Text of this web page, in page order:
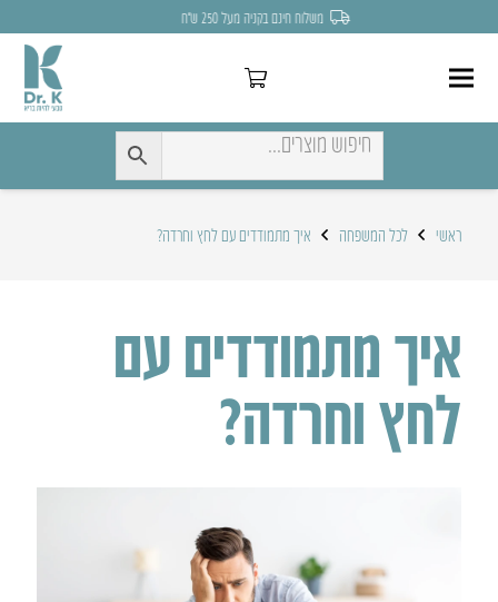
לחצו כאן להנחה של 7% לקניה הראשונה
ראשי לכל המשפחה איך מתמודדים עם לחץ וחרדה?
איך מתמודדים עם
לחץ וחרדה?